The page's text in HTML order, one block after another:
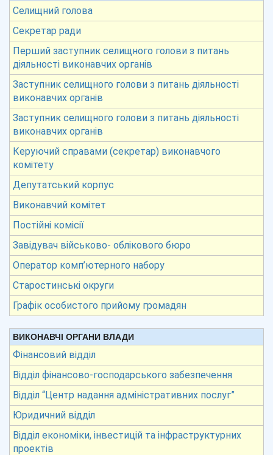
Селищний голова
Секретар ради
Перший заступник селищного голови з питань
діяльності виконавчих органів
Заступник селищного голови з питань діяльності
виконавчих органів
Заступник селищного голови з питань діяльності
виконавчих органів
Керуючий справами (секретар) виконавчого
комітету
Депутатський корпус
Виконавчий комітет
Постійні комісії
Завідувач військово- облікового бюро
Оператор комп’ютерного набору
Старостинські округи
Графік особистого прийому громадян
ВИКОНАВЧІ ОРГАНИ ВЛАДИ
Фінансовий відділ
Відділ фінансово-господарського забезпечення
Відділ “Центр надання адміністративних послуг”
Юридичний відділ
Відділ економіки, інвестицій та інфраструктурних
проектів